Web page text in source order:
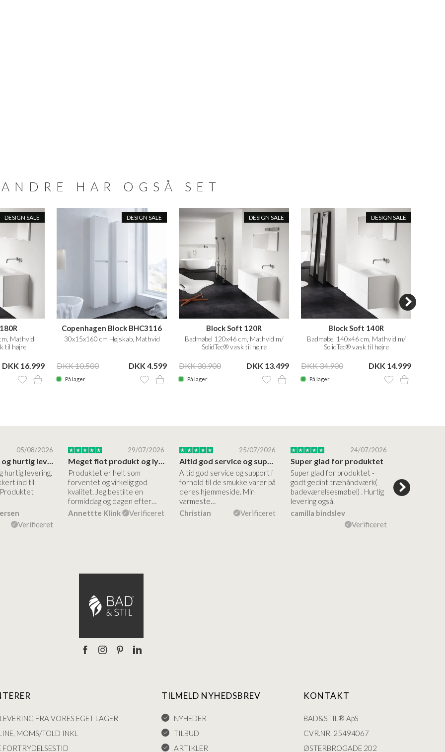
ANDRE HAR OGSÅ SET
DESIGN SALE
Mathvid
til højre
DKK 16.999
DESIGN SALE
Copenhagen Block BHC3116
30x15x160 cm Højskab, Mathvid
DKK 10.500 DKK 4.599
På lager
DESIGN SALE
Block Soft 120R
Badmøbel 120x46 cm, Mathvid m/
SolidTec® vask til højre
DKK 30.900 DKK 13.499
På lager
DESIGN SALE
Block Soft 140R
Badmøbel 140x46 cm, Mathvid m/
SolidTec® vask til højre
DKK 34.900 DKK 14.999
På lager
05/08/2026
Høj kvalitet og hurtig levering
hurtig levering.
ind til
Verificeret
29/07/2026
Meget flot produkt og lynhurtigt levering
Produktet er helt som
forventet og virkelig god
kvalitet. Jeg bestilte en
formiddag og dagen efter…
Annettte Klink
Verificeret
25/07/2026
Altid god service og support i forhold…
Altid god service og support i
forhold til de smukke varer på
deres hjemmeside. Min
varmeste…
Christian
Verificeret
24/07/2026
Super glad for produktet
Super glad for produktet -
godt gedint træhåndværk(
badeværelsesmøbel) . Hurtig
levering også.
camilla bindslev
Verificeret
forståelig
nem
FRA VORES EGET LAGER
MOMS/TOLD INKL
TILMELD NYHEDSBREV
NYHEDER
TILBUD
ARTIKLER
KONTAKT
BAD&STIL® ApS
CVR.NR. 25494067
ØSTERBROGADE 202